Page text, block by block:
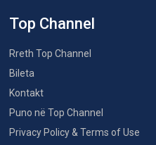
Top Channel
Rreth Top Channel
Bileta
Kontakt
Puno në Top Channel
Privacy Policy & Terms of Use